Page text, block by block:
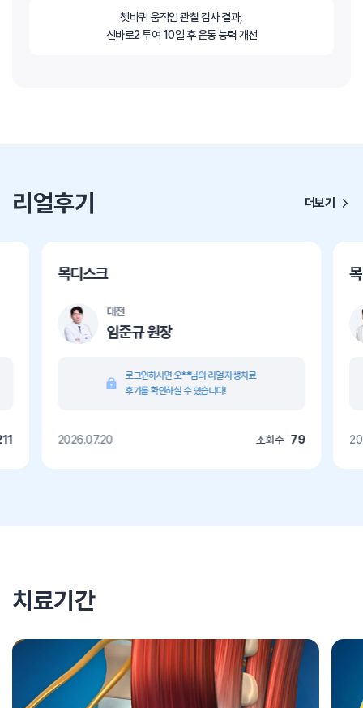
쳇바퀴 움직임 관찰 검사 결과,
신바로2 투여 10일 후 운동 능력 개선
리얼후기 더보기
목디스크
대전
임준규 원장
로그인하시면 오**님의 리얼 자생치료
후기를 확인하실 수 있습니다!
2026.07.20 조회수 79
치료기간